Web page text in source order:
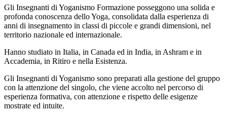
Gli Insegnanti di Yoganismo Formazione posseggono una solida e
profonda conoscenza dello Yoga, consolidata dalla esperienza di
anni di insegnamento in classi di piccole e grandi dimensioni, nel
territorio nazionale ed internazionale.
Hanno studiato in Italia, in Canada ed in India, in Ashram e in
Accademia, in Ritiro e nella Esistenza.
Gli Insegnanti di Yoganismo sono preparati alla gestione del gruppo
con la attenzione del singolo, che viene accolto nel percorso di
esperienza formativa, con attenzione e rispetto delle esigenze
mostrate ed intuite.